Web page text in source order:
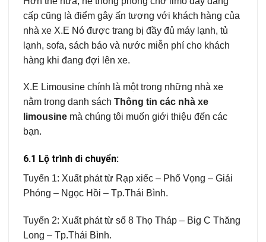
cấp cũng là điểm gây ấn tượng với khách hàng của
nhà xe X.E Nó được trang bị đầy đủ máy lạnh, tủ
lạnh, sofa, sách báo và nước miễn phí cho khách
hàng khi đang đợi lên xe.
X.E Limousine chính là một trong những nhà xe
nằm trong danh sách Thông tin các nhà xe
limousine mà chúng tôi muốn giới thiệu đến các
bạn.
6.1 Lộ trình di chuyển:
Tuyến 1: Xuất phát từ Rạp xiếc – Phố Vọng – Giải
Phóng – Ngọc Hồi – Tp.Thái Bình.
Tuyến 2: Xuất phát từ số 8 Thọ Tháp – Big C Thăng
Long – Tp.Thái Bình.